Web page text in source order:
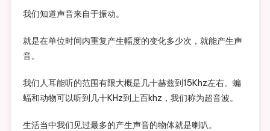
我们知道声音来自于振动。
就是在单位时间内重复产生幅度的变化多少次，就能产生声
音。
我们人耳能听的范围有限大概是几十赫兹到15Khz左右。蝙
蝠和动物可以听到几十KHz到上百khz，我们称为超音波。
生活当中我们见过最多的产生声音的物体就是喇叭。